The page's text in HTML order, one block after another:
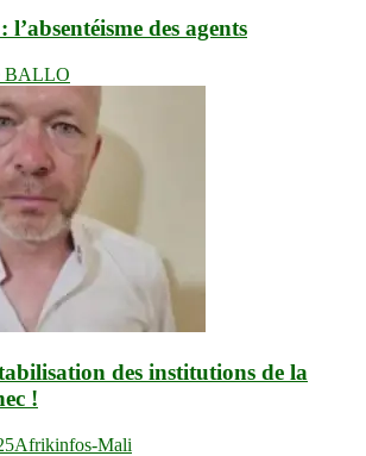
l’absentéisme des agents
BALLO
des institutions de la
!
Afrikinfos-Mali